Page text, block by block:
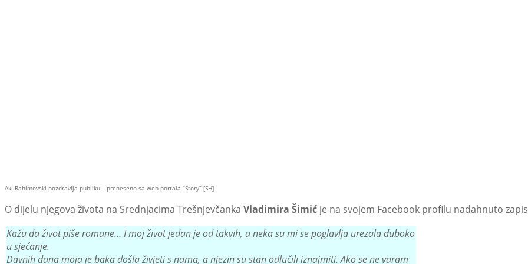
Aki Rahimovski pozdravlja publiku – preneseno sa web portala “Story” [SH]
O dijelu njegova života na Srednjacima Trešnjevčanka Vladimira Šimić je na svojem Facebook profilu nadahnuto
Kažu da život piše romane… I moj život jedan je od takvih, a neka su mi se poglavlja urezala duboko
u sjećanje.
Davnih dana moja je baka došla živjeti s nama, a njezin su stan odlučili iznajmiti. Ako se ne varam